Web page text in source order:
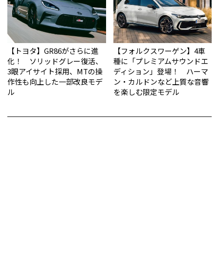
【トヨタ】GR86がさらに進
化！ ソリッドグレー復活、
3眼アイサイト採用、MTの操
作性も向上した一部改良モデ
ル
【フォルクスワーゲン】4車
種に「プレミアムサウンドエ
ディション」登場！ ハーマ
ン・カルドンなど上質な音響
を楽しむ限定モデル